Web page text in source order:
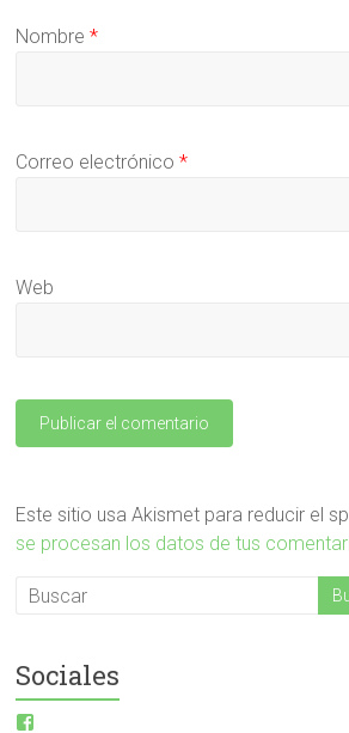
Nombre*
Correo electrónico*
Web
Este sitio usa Akismet para reducir el
se procesan los datos de tus
Sociales